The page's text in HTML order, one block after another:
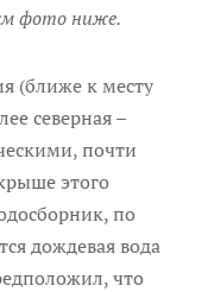
фото ниже.
(ближе к месту
северная –
почти
этого
по
дождевая вода
что